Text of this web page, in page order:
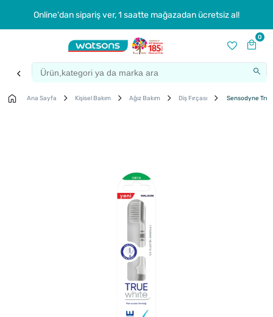
Online'dan sipariş ver, 1 saatte mağazadan ücretsiz al!
0
Ana Sayfa Kişisel Bakım Ağız Bakım Diş Fırçası Sensodyne True